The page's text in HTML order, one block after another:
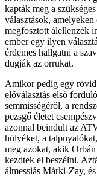
kapták meg a
választások,
megfosztott álellenzék
ember egy ilyen
érdemes hallgatni a
dugják az orrukat.
Amikor pedig egy
előválasztás első
semmisségéről, a
pezsgő életet
azonnal beindult az
hülyéket, a
meg azokat, akik
kezdtek el beszélni.
álmessiás Márki-Zay,